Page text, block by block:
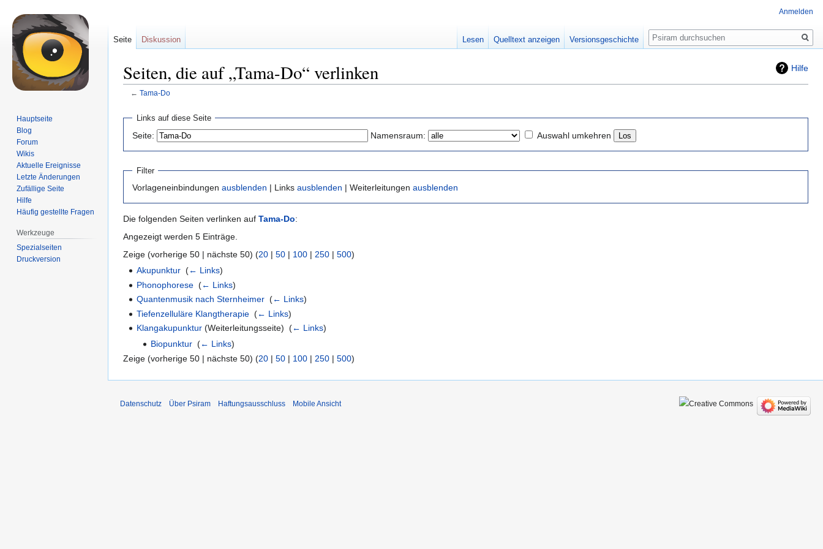
Hilfe
Seiten, die auf „Tama-Do“ verlinken
← Tama-Do
Navigation
springen
springen
Links auf diese Seite
Seite: Namensraum: Auswahl umkehren
Filter
Vorlageneinbindungen ausblenden | Links ausblenden | Weiterleitungen ausblenden
Die folgenden Seiten verlinken auf Tama-Do:
Angezeigt werden 5 Einträge.
Zeige (vorherige 50 | nächste 50) (20 | 50 | 100 | 250 | 500)
Akupunktur ‎(← Links)
Phonophorese ‎(← Links)
Quantenmusik nach Sternheimer ‎(← Links)
Tiefenzelluläre Klangtherapie ‎(← Links)
Klangakupunktur (Weiterleitungsseite) ‎(← Links)
Biopunktur‎ (← Links)
Zeige (vorherige 50 | nächste 50) (20 | 50 | 100 | 250 | 500)
Anmelden
Seite Diskussion Lesen Quelltext anzeigen Versionsgeschichte
Suche
Hauptseite
Blog
Forum
Wikis
Aktuelle Ereignisse
Letzte Änderungen
Zufällige Seite
Hilfe
Häufig gestellte Fragen
Werkzeuge
Spezialseiten
Druckversion
Datenschutz Über Psiram Haftungsausschluss Mobile Ansicht